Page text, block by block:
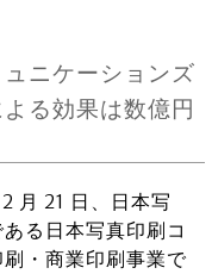
ニケーションズ
る効果は数億円
月 21 日、日本写
る日本写真印刷コ
・商業印刷事業で